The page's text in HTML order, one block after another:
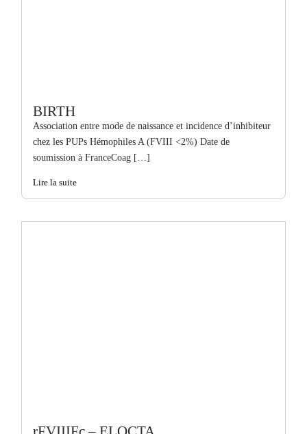
BIRTH
Association entre mode de naissance et incidence d’inhibiteur
chez les PUPs Hémophiles A (FVIII <2%) Date de
soumission à FranceCoag […]
Lire la suite